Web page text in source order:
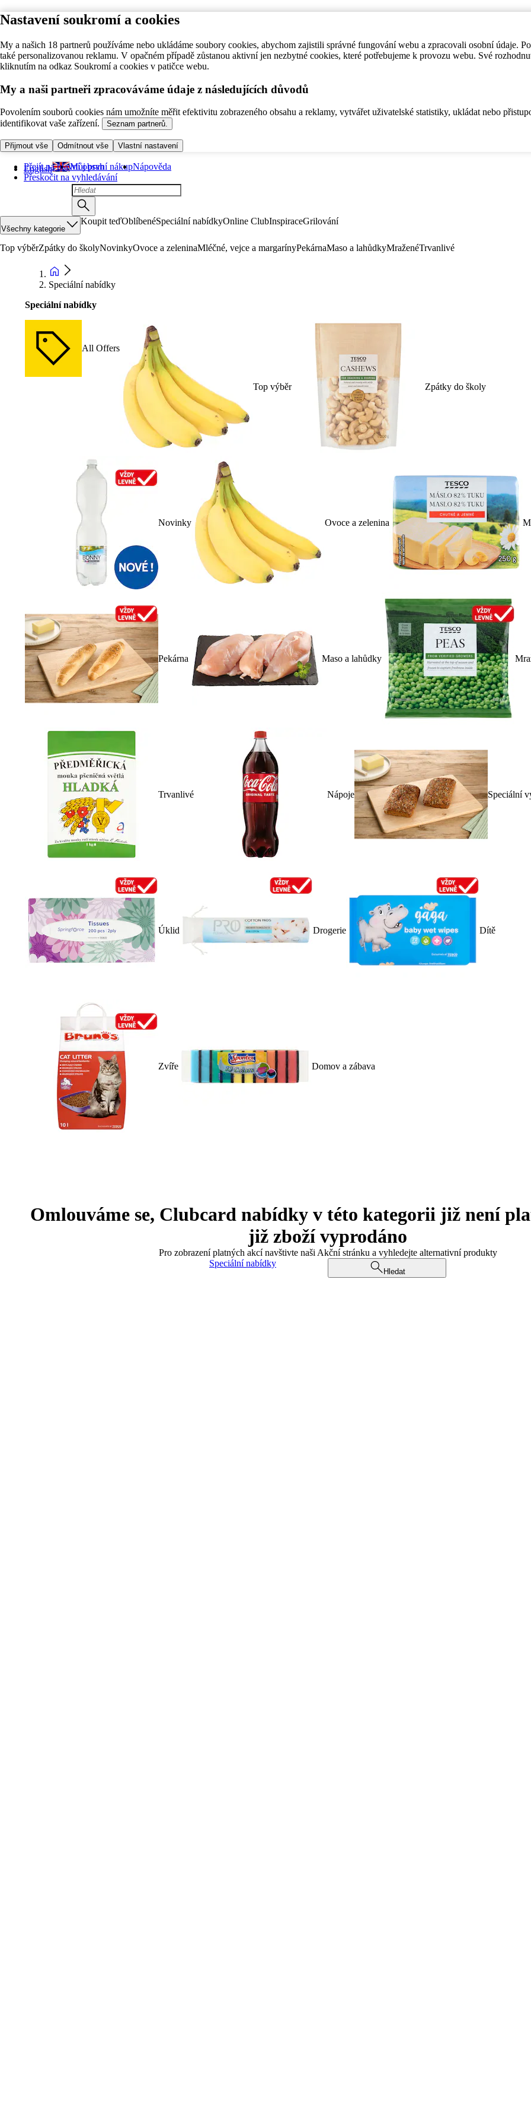
Nastavení soukromí a cookies
My a našich 18 partnerů používáme nebo ukládáme soubory cookies, abychom zajistili správné fungování webu a zpracovali osobní údaje.
také personalizovanou reklamu. V opačném případě zůstanou aktivní jen nezbytné cookies, které potřebujeme k provozu webu. Své
kliknutím na odkaz Soukromí a cookies v patičce webu.
My a naši partneři zpracováváme údaje z následujících důvodů
Povolením souborů cookies nám umožníte měřit efektivitu zobrazeného obsahu a reklamy, vytvářet uživatelské statistiky, ukládat nebo
identifikovat vaše zařízení.
Seznam partnerů.
Přijmout vše Odmítnout vše Vlastní nastavení
Přejít na hlavní obsah
Přeskočit na vyhledávání
English Můj první nákupNápověda
Všechny kategorie
Koupit teďOblíbenéSpeciální nabídkyOnline ClubInspiraceGrilování
Top výběrZpátky do školyNovinkyOvoce a zeleninaMléčné, vejce a margarínyPekárnaMaso a lahůdkyMraženéTrvanlivé
Speciální nabídky
Speciální nabídky
All Offers
Top výběr Zpátky do školy
Novinky Ovoce a zelenina
Pekárna Maso a lahůdky
Trvanlivé Nápoje Speciální
Úklid Drogerie Dítě
Zvíře Domov a zábava
Omlouváme se, Clubcard nabídky v této kategorii již není
již zboží vyprodáno
Pro zobrazení platných akcí navštivte naši Akční stránku a vyhledejte alternativní produkty
Speciální nabídky
Hledat